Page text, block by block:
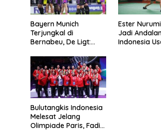
Bayern Munich
Terjungkal di
Bernabeu, De Ligt:
Ester
Jadi
Indonesia
Bulutangkis Indonesia
Melesat Jelang
Olimpiade Paris, Fadil